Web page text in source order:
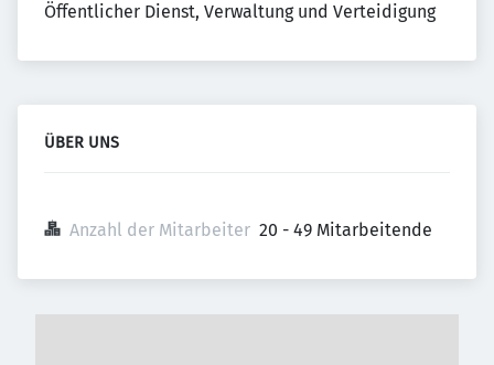
Öffentlicher Dienst, Verwaltung und Verteidigung
ÜBER UNS
Anzahl der Mitarbeiter 20 - 49 Mitarbeitende